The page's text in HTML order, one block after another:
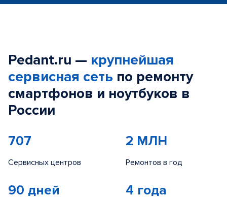
Pedant.ru — крупнейшая
сервисная сеть по ремонту
смартфонов и ноутбуков в
России
707
Сервисных центров
2 МЛН
Ремонтов в год
90 дней 4 года